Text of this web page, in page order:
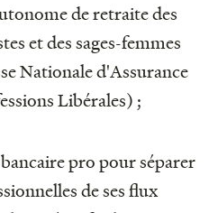
de retraite des
et des sages-femmes
Nationale d'Assurance
Libérales) ;
pro pour séparer
de ses flux